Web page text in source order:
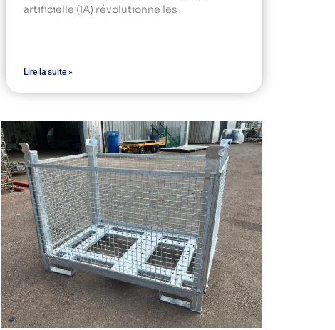
artificielle (IA) révolutionne les
Lire la suite »